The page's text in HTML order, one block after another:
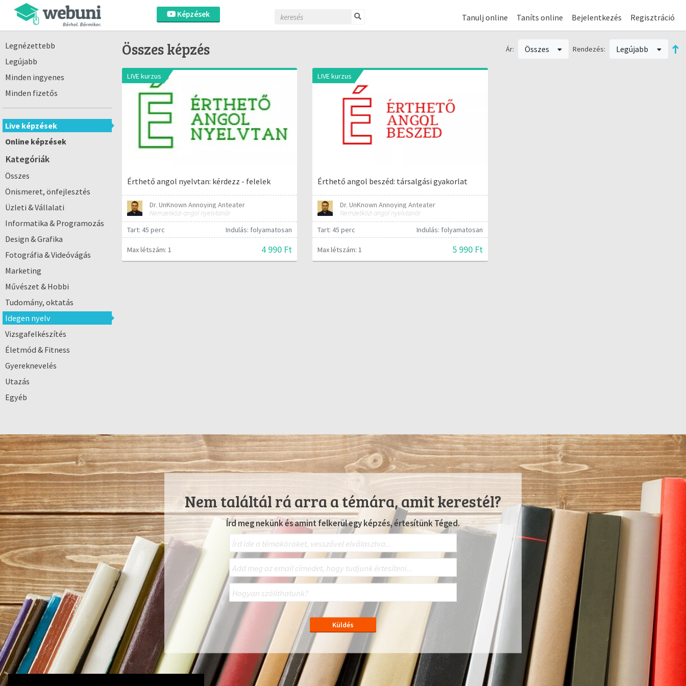
Képzések Tanulj online Taníts online Bejelentkezés Regisztráció
Legnézettebb
Legújabb
Minden ingyenes
Minden fizetős
Live képzések
Online képzések
Kategóriák
Összes
Önismeret, önfejlesztés
Üzleti & Vállalati
Informatika & Programozás
Design & Grafika
Fotográfia & Videóvágás
Marketing
Művészet & Hobbi
Tudomány, oktatás
Idegen nyelv
Vizsgafelkészítés
Életmód & Fitness
Gyereknevelés
Utazás
Egyéb
Összes képzés Ár: Összes Rendezés: Legújabb
LIVE kurzus
Érthető angol nyelvtan: kérdezz - felelek
Dr. UnKnown Annoying Anteater
Nemzetközi angol nyelvtanár
Tart: 45 perc
Indulás: folyamatosan
Max létszám: 1 4 990 Ft
LIVE kurzus
Érthető angol beszéd: társalgási gyakorlat
Dr. UnKnown Annoying Anteater
Nemzetközi angol nyelvtanár
Tart: 45 perc
Indulás: folyamatosan
Max létszám: 1 5 990 Ft
Nem találtál rá arra a témára, amit kerestél?
Írd meg nekünk és amint felkerül egy képzés, értesítünk Téged.